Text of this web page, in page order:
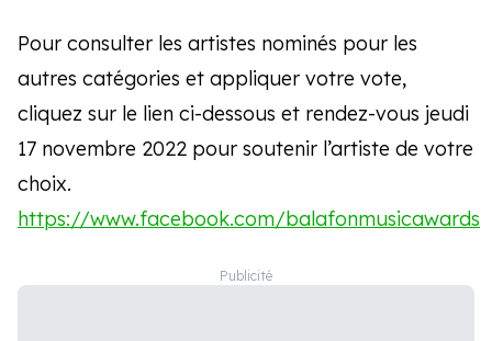
Pour consulter les artistes nominés pour les
autres catégories et appliquer votre vote,
cliquez sur le lien ci-dessous et rendez-vous jeudi
17 novembre 2022 pour soutenir l’artiste de votre
choix.
https://www.facebook.com/balafonmusicawards